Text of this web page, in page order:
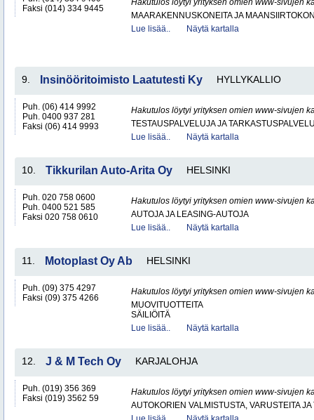
Faksi (014) 334 9445
Hakutulos löytyi yrityksen omien www-sivujen
MAARAKENNUSKONEITA JA
Lue lisää..
Näytä kartalla
9. Insinööritoimisto Laatutesti Ky HYLLYKALLIO
Puh. (06) 414 9992
Puh. 0400 937 281
Faksi (06) 414 9993
Hakutulos löytyi yrityksen omien www-sivujen
TESTAUSPALVELUJA JA
Lue lisää..
Näytä kartalla
10. Tikkurilan Auto-Arita Oy HELSINKI
Puh. 020 758 0600
Puh. 0400 521 585
Faksi 020 758 0610
Hakutulos löytyi yrityksen omien www-sivujen
AUTOJA JA LEASING-AUTOJA
Lue lisää..
Näytä kartalla
11. Motoplast Oy Ab HELSINKI
Puh. (09) 375 4297
Faksi (09) 375 4266
Hakutulos löytyi yrityksen omien www-sivujen
MUOVITUOTTEITA
SÄILIÖITÄ
Lue lisää..
Näytä kartalla
12. J & M Tech Oy KARJALOHJA
Puh. (019) 356 369
Faksi (019) 3562 59
Hakutulos löytyi yrityksen omien www-sivujen
AUTOKORIEN VALMISTUSTA, VARUSTEITA JA